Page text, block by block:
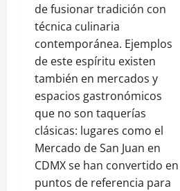
de fusionar tradición con
técnica culinaria
contemporánea. Ejemplos
de este espíritu existen
también en mercados y
espacios gastronómicos
que no son taquerías
clásicas: lugares como el
Mercado de San Juan en
CDMX se han convertido en
puntos de referencia para